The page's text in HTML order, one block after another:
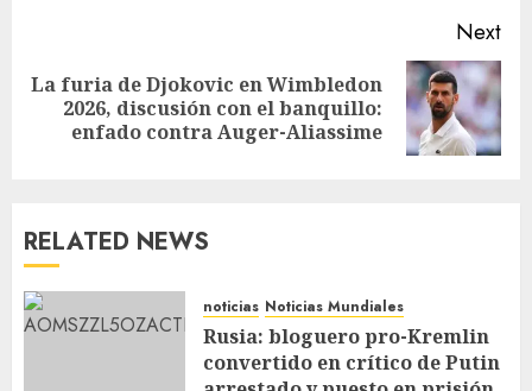
Next
La furia de Djokovic en Wimbledon
2026, discusión con el banquillo:
enfado contra Auger-Aliassime
RELATED NEWS
noticias Noticias Mundiales
Rusia: bloguero pro-Kremlin
convertido en crítico de Putin